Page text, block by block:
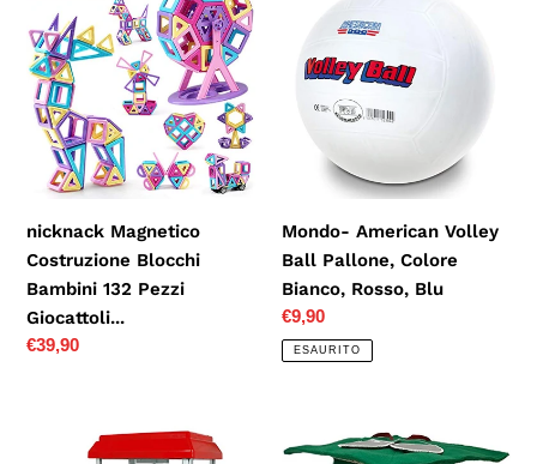
Magnetico
Costruzione
Blocchi
Bambini
132
Pezzi
Giocattoli...
nicknack Magnetico
Costruzione Blocchi
Bambini 132 Pezzi
Giocattoli...
Prezzo
€39,90
American
Ball
Pallone,
Bianco,
Rosso,
Mondo- American Volley
Ball Pallone, Colore
Bianco, Rosso, Blu
Prezzo
di
listino
€9,90
ESAURITO
Caramelle
Gadgets